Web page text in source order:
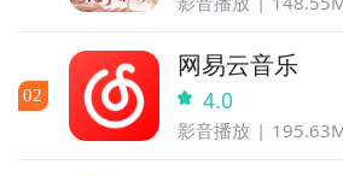
02
网易云音乐
4.0
影音播放